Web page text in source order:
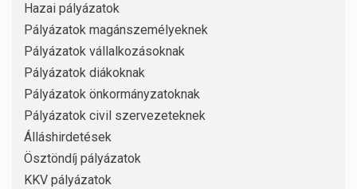
Hazai pályázatok
Pályázatok magánszemélyeknek
Pályázatok vállalkozásoknak
Pályázatok diákoknak
Pályázatok önkormányzatoknak
Pályázatok civil szervezeteknek
Álláshirdetések
Ösztöndíj pályázatok
KKV pályázatok